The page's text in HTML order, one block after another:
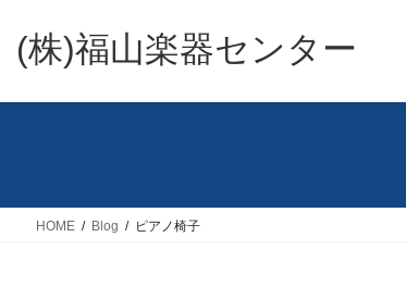
(株)福山楽器センター
HOME Blog ピアノ椅子